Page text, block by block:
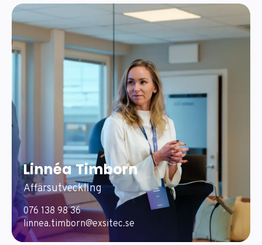
Linnéa Timborn
Affärsutveckling
076 138 98 36
linnea.timborn@exsitec.se